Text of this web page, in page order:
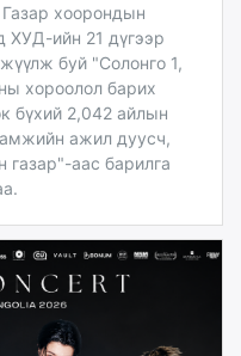
хоорондын
ХУД-ийн 21 дүгээр
буй "Солонго 1,
хороолол барих
бүхий 2,042 айлын
ажил дуусч,
газар"-аас барилга